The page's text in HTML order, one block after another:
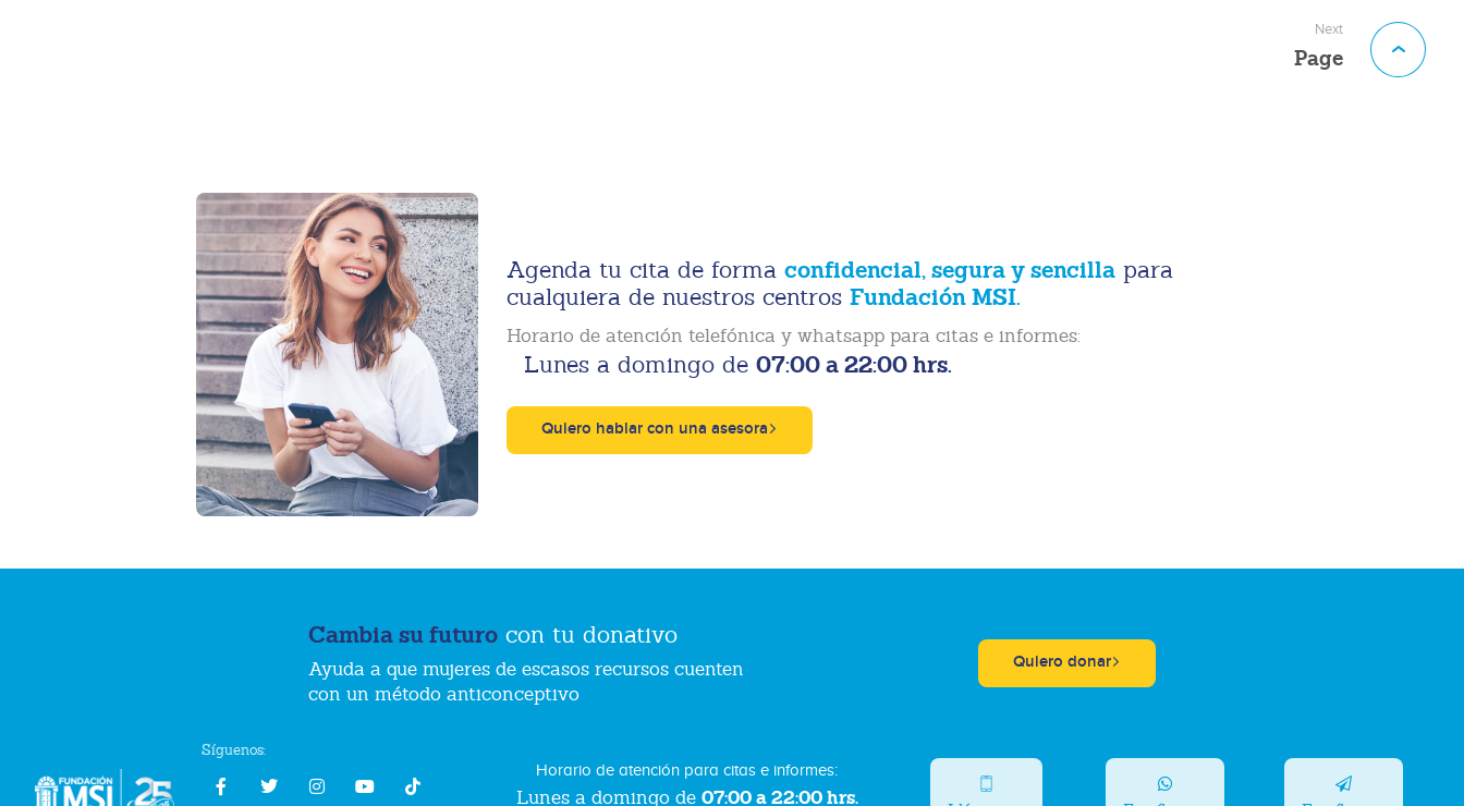
Next
Page
Agenda tu cita de forma confidencial, segura y sencillapara
cualquiera de nuestros centros Fundación MSI.
Horario de atención telefónica y whatsapp para citas e informes:
Lunes a domingo de 07:00 a 22:00 hrs.
Quiero hablar con una asesora
Cambia su futuro con tu donativo
Ayuda a que mujeres de escasos recursos cuenten
con un método anticonceptivo
Quiero donar
Síguenos:
Horario de atención para citas e informes:
Lunes a domingo de 07:00 a 22:00 hrs.